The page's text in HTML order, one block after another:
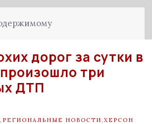
дорог за сутки в
три
ДТП
РЕГИОНАЛЬНЫЕ НОВОСТИ ХЕРСОН